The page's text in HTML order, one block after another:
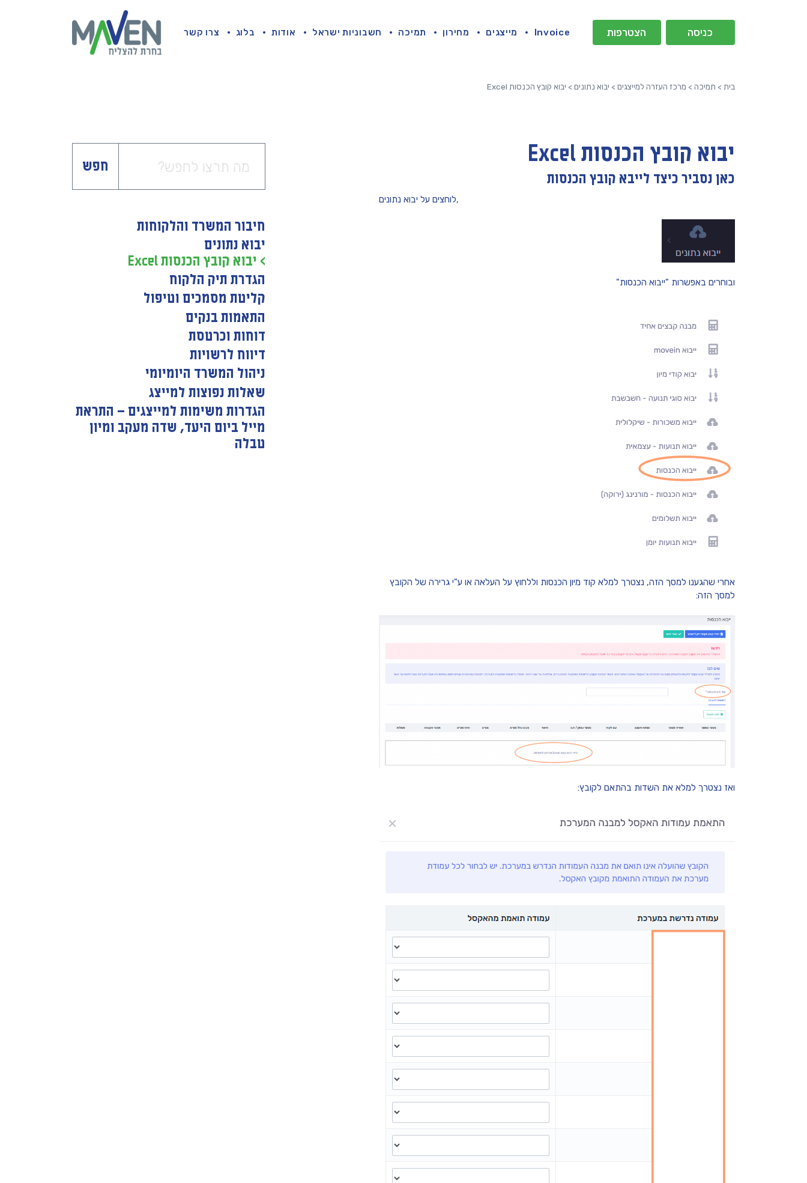
Invoice מייצגים מחירון תמיכה חשבוניות ישראל אודות בלוג צרו קשר כניסה הצטרפות
בית > תמיכה > מרכז העזרה למייצגים > יבוא נתונים > יבוא קובץ הכנסות Excel
יבוא קובץ הכנסות Excel
כאן נסביר כיצד לייבא קובץ הכנסות
לוחצים על יבוא נתונים,
ובוחרים באפשרות "ייבוא הכנסות"
אחרי שהגענו למסך הזה, נצטרך למלא קוד מיון הכנסות וללחוץ על העלאה או ע"י גרירה של הקובץ
למסך הזה:
ואז נצטרך למלא את השדות בהתאם לקובץ:
חפש
חיבור המשרד והלקוחות
יבוא נתונים
> יבוא קובץ הכנסות Excel
הגדרת תיק הלקוח
קליטת מסמכים וטיפול
התאמות בנקים
דוחות וכרטסת
דיווח לרשויות
ניהול המשרד היומיומי
שאלות נפוצות למייצג
הגדרות משימות למייצגים — התראת
מייל ביום היעד, שדה מעקב ומיון
טבלה